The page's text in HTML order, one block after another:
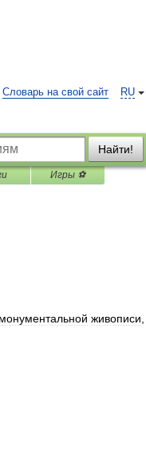
RU
Словарь на свой сайт
Найти!
Игры ⚽
монументальной живописи